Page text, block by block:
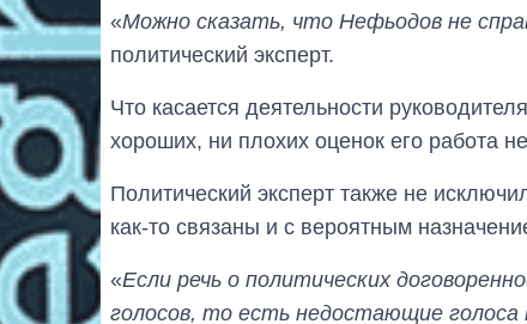
«Можно сказать, что Нефьодов не
политический эксперт.
Что касается деятельности
хороших, ни плохих оценок его работа
Политический эксперт также не
как-то связаны и с вероятным
«Если речь о политических
голосов, то есть недостающие голоса